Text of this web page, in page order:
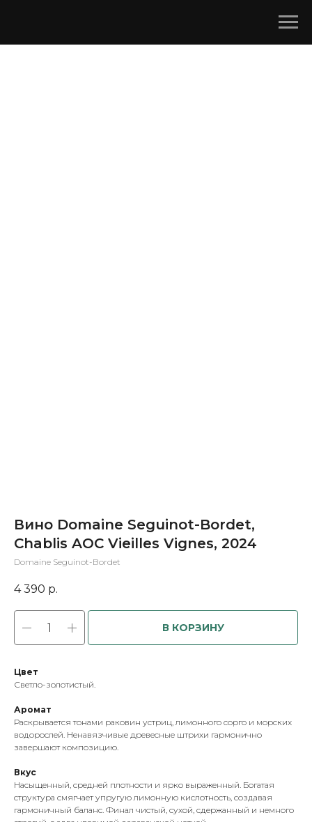
Вино Domaine Seguinot-Bordet,
Chablis AOC Vieilles Vignes, 2024
Domaine Seguinot-Bordet
4 390 р.
В КОРЗИНУ
Цвет
Светло-золотистый.
Аромат
Раскрывается тонами раковин устриц, лимонного сорго и морских
водорослей. Ненавязчивые древесные штрихи гармонично
завершают композицию.
Вкус
Насыщенный, средней плотности и ярко выраженный. Богатая
структура смягчает упругую лимонную кислотность, создавая
гармоничный баланс. Финал чистый, сухой, сдержанный и немного